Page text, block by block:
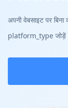
अपनी वेबसाइट पर
platform_type